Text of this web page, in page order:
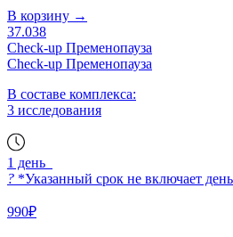
В корзину →
37.038
Check-up Пременопауза
Check-up Пременопауза
В составе комплекса:
3 исследования
1 день
? *Указанный срок не включает
990₽